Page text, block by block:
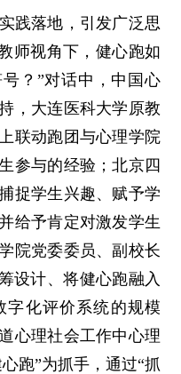
落地，引发广泛思
师视角下，健心跑如
？”对话中，中国心
，大连医科大学原教
联动跑团与心理学院
参与的经验；北京四
捉学生兴趣、赋予学
给予肯定对激发学生
院党委委员、副校长
设计、将健心跑融入
字化评价系统的规模
心理社会工作中心理
跑”为抓手，通过“抓